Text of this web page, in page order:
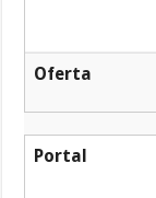
Oferta
Portal